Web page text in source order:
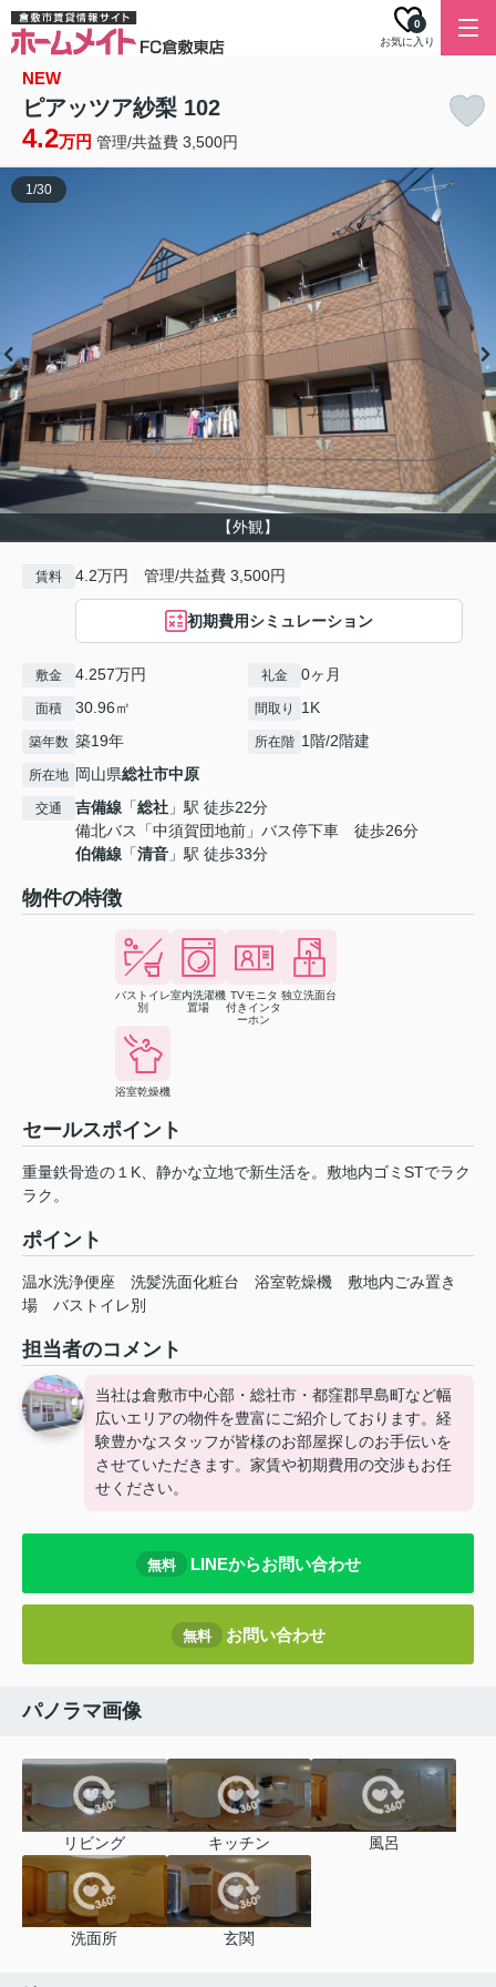
お気に入り
0
NEW
ピアッツア紗梨 102
4.2万円 管理/共益費 3,500円
【外観】
1/30
賃料 4.2万円 管理/共益費 3,500円
初期費用シミュレーション
敷金 4.257万円 礼金 0ヶ月
面積 30.96㎡ 間取り 1K
築年数 築19年 所在階 1階/2階建
所在地 岡山県総社市中原
交通 吉備線 「総社 」駅 徒歩22分
備北バス「中須賀団地前」バス停下車 徒歩26分
伯備線 「清音 」駅 徒歩33分
物件の特徴
バストイレ
別
室内洗濯機
置場
TVモニタ
付きインタ
ーホン
独立洗面台
浴室乾燥機
セールスポイント
重量鉄骨造の１K、静かな立地で新生活を。敷地内ゴミSTでラク
ラク。
ポイント
温水洗浄便座 洗髪洗面化粧台 浴室乾燥機
敷地内ごみ置き
場
バストイレ別
担当者のコメント
当社は倉敷市中心部・総社市・都窪郡早島町など幅
広いエリアの物件を豊富にご紹介しております。経
験豊かなスタッフが皆様のお部屋探しのお手伝いを
させていただきます。家賃や初期費用の交渉もお任
せください。
無料 LINEからお問い合わせ
無料 お問い合わせ
パノラマ画像
リビング キッチン 風呂
洗面所 玄関